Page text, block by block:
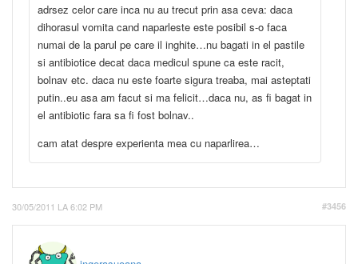
adrsez celor care inca nu au trecut prin asa ceva: daca
dihorasul vomita cand naparleste este posibil s-o faca
numai de la parul pe care il inghite…nu bagati in el pastile
si antibiotice decat daca medicul spune ca este racit,
bolnav etc. daca nu este foarte sigura treaba, mai asteptati
putin..eu asa am facut si ma felicit…daca nu, as fi bagat in
el antibiotic fara sa fi fost bolnav..
cam atat despre experienta mea cu naparlirea…
30/05/2011 LA 6:02 PM #3456